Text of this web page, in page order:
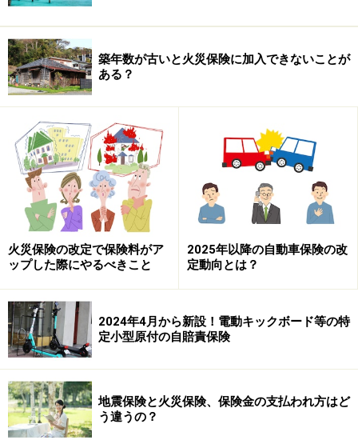
補償内容や対象となるキャンセル事由は保険によって異
なりますが、損害保険会社や少額短期保険業者が取り扱
いをしています。
例えばコロナ禍のときに陽性になった、あるいはインフ
ルエンザなどにかかった場合、予定していた旅行やイベ
ントはキャンセルせざるを得なくなります。そうしたこ
ともありこの保険のニーズが喚起され、コロナ後も旅行
代金などが値上がりしていることを背景に一定の需要が
でています。
キャンセル保険の保険料と補償内容の例
キャンセル保険を利用するかどうかを判断する際、保険
料は1つのポイントです。商品によって保険料が異なる
を目安に考えてください。
具体的には旅行費用や空港運賃、宿泊料金、イベントの
築年数が古いと火災保険に加入できないことが
ある？
火災保険の改定で保険料がア
ップした際にやるべきこと
2025年以降の自動車保険の改
定動向とは？
2024年4月から新設！電動キックボード等の特
定小型原付の自賠責保険
地震保険と火災保険、保険金の支払われ方はど
う違うの？